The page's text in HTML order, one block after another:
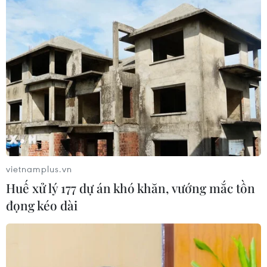
TIN LIÊN QUAN
Chứng khoán nhuộm sắc đỏ, chỉ số VN-
vietnamplus.vn
Huế xử lý 177 dự án khó khăn, vướng mắc tồn
đọng kéo dài